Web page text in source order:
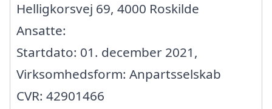
Helligkorsvej 69, 4000 Roskilde
Ansatte:
Startdato: 01. december 2021,
Virksomhedsform: Anpartsselskab
CVR: 42901466